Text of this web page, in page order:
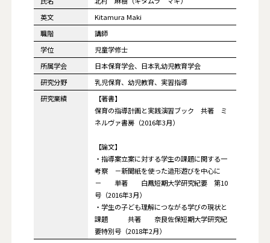
英文
Kitamura Maki
職階
講師
学位
児童学修士
所属学会
日本保育学会、日本乳幼児教育学会
研究分野
乳児保育、幼児教育、実習指導
研究業績
【著書】
保育の指導計画と実践演習ブック 共著 ミ
ネルヴァ書房（2016年3月）
【論文】
・指導案立案に対する学生の課題に関する一
考察 －新聞紙を使った造形遊びを中心に
－ 単著 白鳳短期大学研究紀要 第10
号（2016年3月）
・学生の子ども理解につながる学びの現状と
課題 共著 奈良佐保短期大学研究紀
要特別号（2018年2月）